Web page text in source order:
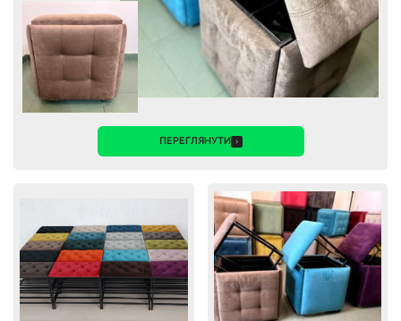
ПЕРЕГЛЯНУТИ